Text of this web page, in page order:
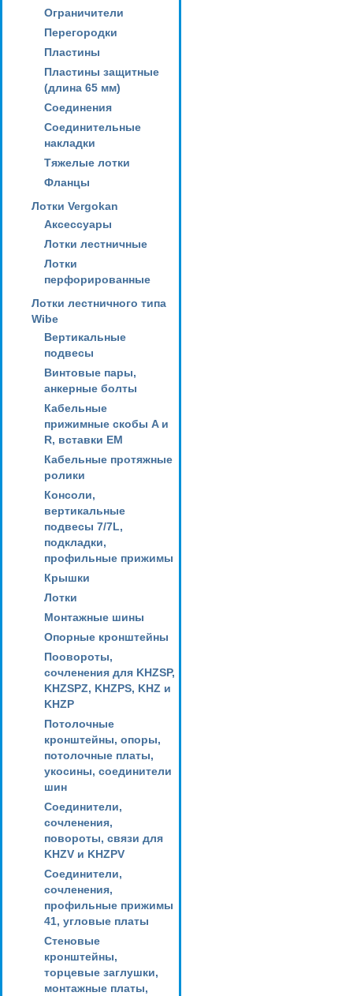
Ограничители
Перегородки
Пластины
Пластины защитные
(длина 65 мм)
Соединения
Соединительные
накладки
Тяжелые лотки
Фланцы
Лотки Vergokan
Аксессуары
Лотки лестничные
Лотки
перфорированные
Лотки лестничного типа
Wibe
Вертикальные
подвесы
Винтовые пары,
анкерные болты
Кабельные
прижимные скобы A и
R, вставки EM
Кабельные протяжные
ролики
Консоли,
вертикальные
подвесы 7/7L,
подкладки,
профильные прижимы
Крышки
Лотки
Монтажные шины
Опорные кронштейны
Поовороты,
сочленения для KHZSP,
KHZSPZ, KHZPS, KHZ и
KHZP
Потолочные
кронштейны, опоры,
потолочные платы,
укосины, соединители
шин
Соединители,
сочленения,
повороты, связи для
KHZV и KHZPV
Соединители,
сочленения,
профильные прижимы
41, угловые платы
Стеновые
кронштейны,
торцевые заглушки,
монтажные платы,